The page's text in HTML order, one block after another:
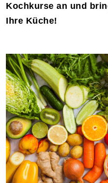
Kochkurse an und
Ihre Küche!